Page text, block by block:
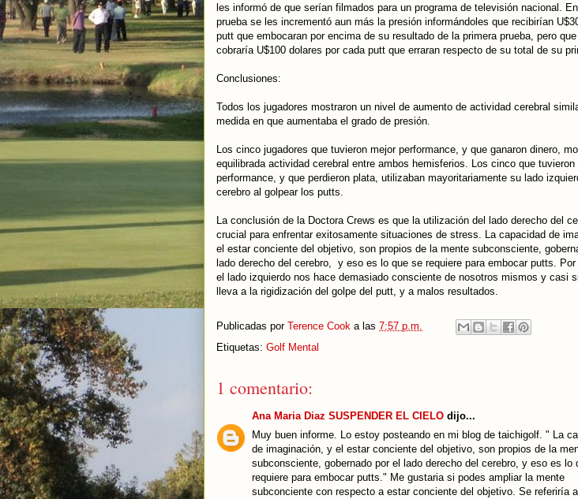
les informó de que serían filmados para un programa de televisión nacional.
prueba se les incrementó aun más la presión informándoles que recibirían
putt que embocaran por encima de su resultado de la primera prueba, pero
cobraría U$100 dolares por cada putt que erraran respecto de su total de su
Conclusiones:
Todos los jugadores mostraron un nivel de aumento de actividad cerebral
medida en que aumentaba el grado de presión.
Los cinco jugadores que tuvieron mejor performance, y que ganaron dinero,
equilibrada actividad cerebral entre ambos hemisferios. Los cinco que tuvieron
performance, y que perdieron plata, utilizaban mayoritariamente su lado
cerebro al golpear los putts.
La conclusión de la Doctora Crews es que la utilización del lado derecho del
crucial para enfrentar exitosamente situaciones de stress. La capacidad de
el estar conciente del objetivo, son propios de la mente subconsciente,
lado derecho del cerebro, y eso es lo que se requiere para embocar putts. Por
el lado izquierdo nos hace demasiado consciente de nosotros mismos y casi
lleva a la rigidización del golpe del putt, y a malos resultados.
Publicadas por Terence Cook a las 7:57 p.m.
Etiquetas: Golf Mental
1 comentario:
Ana Maria Diaz SUSPENDER EL CIELO dijo...
Muy buen informe. Lo estoy posteando en mi blog de taichigolf. " La
de imaginación, y el estar conciente del objetivo, son propios de la
subconsciente, gobernado por el lado derecho del cerebro, y eso es lo
requiere para embocar putts." Me gustaria si podes ampliar la mente
subconciente con respecto a estar conciente del objetivo. Se referiría